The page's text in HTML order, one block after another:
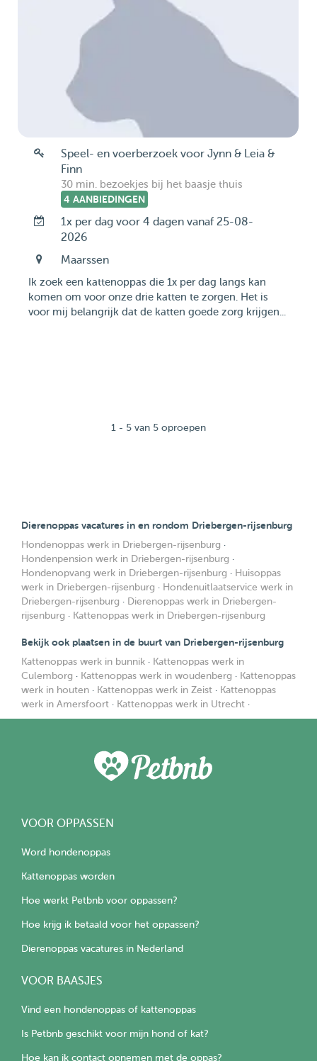
Speel- en voerberzoek voor Jynn & Leia &
Finn
30 min. bezoekjes bij het baasje thuis
4 AANBIEDINGEN
1x per dag voor 4 dagen vanaf 25-08-
2026
Maarssen
Ik zoek een kattenoppas die 1x per dag langs kan
komen om voor onze drie katten te zorgen. Het is
voor mij belangrijk dat de katten goede zorg krijgen...
1 - 5 van 5 oproepen
Dierenoppas vacatures in en rondom Driebergen-rijsenburg
Hondenoppas werk in Driebergen-rijsenburg ·
Hondenpension werk in Driebergen-rijsenburg ·
Hondenopvang werk in Driebergen-rijsenburg · Huisoppas
werk in Driebergen-rijsenburg · Hondenuitlaatservice werk in
Driebergen-rijsenburg · Dierenoppas werk in Driebergen-
rijsenburg · Kattenoppas werk in Driebergen-rijsenburg
Bekijk ook plaatsen in de buurt van Driebergen-rijsenburg
Kattenoppas werk in bunnik · Kattenoppas werk in
Culemborg · Kattenoppas werk in woudenberg · Kattenoppas
werk in houten · Kattenoppas werk in Zeist · Kattenoppas
werk in Amersfoort · Kattenoppas werk in Utrecht ·
VOOR OPPASSEN
Word hondenoppas
Kattenoppas worden
Hoe werkt Petbnb voor oppassen?
Hoe krijg ik betaald voor het oppassen?
Dierenoppas vacatures in Nederland
VOOR BAASJES
Vind een hondenoppas of kattenoppas
Is Petbnb geschikt voor mijn hond of kat?
Hoe kan ik contact opnemen met de oppas?